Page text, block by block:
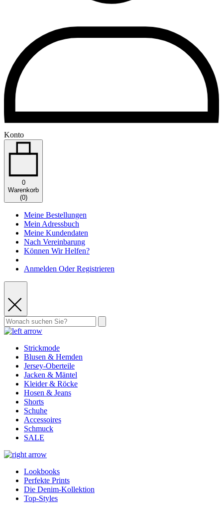
Konto
0
Warenkorb
(0)
Meine Bestellungen
Mein Adressbuch
Meine Kundendaten
Nach Vereinbarung
Können Wir Helfen?
Anmelden Oder Registrieren
Strickmode
Blusen & Hemden
Jersey-Oberteile
Jacken & Mäntel
Kleider & Röcke
Hosen & Jeans
Shorts
Schuhe
Accessoires
Schmuck
SALE
Lookbooks
Perfekte Prints
Die Denim-Kollektion
Top-Styles